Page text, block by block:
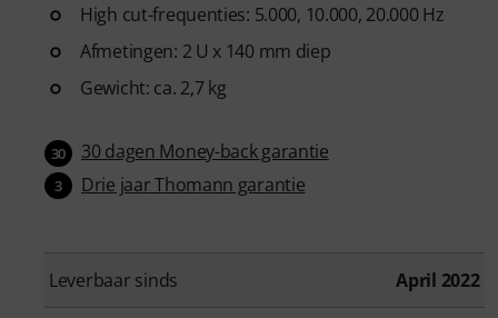
High cut-frequenties: 5.000, 10.000, 20.000 Hz
Afmetingen: 2 U x 140 mm diep
Gewicht: ca. 2,7 kg
30 30 dagen Money-back garantie
3 Drie jaar Thomann garantie
Leverbaar sinds April 2022